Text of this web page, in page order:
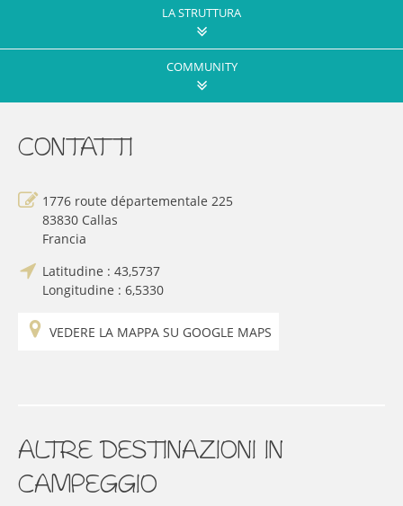
LA STRUTTURA
COMMUNITY
CONTATTI
1776 route départementale 225
83830 Callas
Francia
Latitudine : 43,5737
Longitudine : 6,5330
VEDERE LA MAPPA SU GOOGLE MAPS
ALTRE DESTINAZIONI IN
CAMPEGGIO